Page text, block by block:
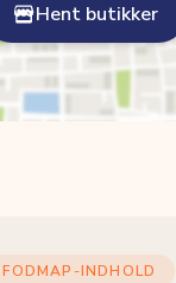
Hent butikker
INDHOLD